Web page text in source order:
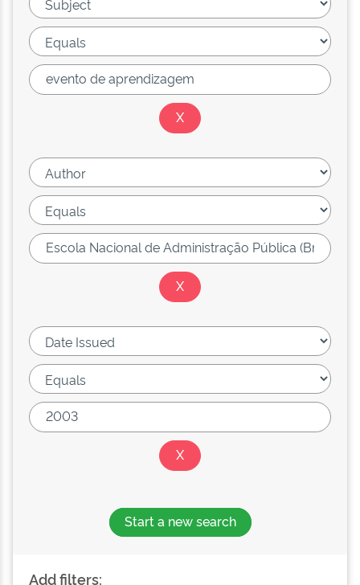
Start a new search
Add filters: